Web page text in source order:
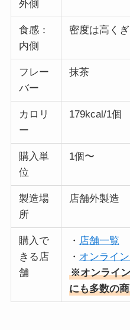
外側
食感：
内側
密度は高く
フレー
バー
抹茶
カロリ
ー
179kcal/1個
購入単
位
1個〜
製造場
所
店舗外製造
購入で
きる店
舗
・ 店舗一覧
・ オンライ
※オンライ
にも多数の